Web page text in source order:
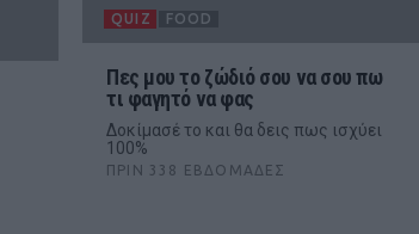
QUIZ FOOD
Πες μου το ζώδιό σου να σου πω
τι φαγητό να φας
Δοκίμασέ το και θα δεις πως ισχύει
100%
ΠΡΙΝ 338 ΕΒΔΟΜΆΔΕΣ